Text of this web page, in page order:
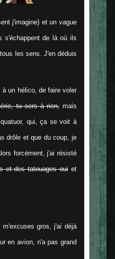
j'imagine) et un vague
s'échappent de là où ils
les sens. J'en déduis
un hélico, de faire voler
tu sers à rien,mais
qui, ça se voit à
drôle et que du coup, je
forcément, j'ai résisté
et des tatouages ouiet
gros, j'ai déjà
en avion, n'a pas grand